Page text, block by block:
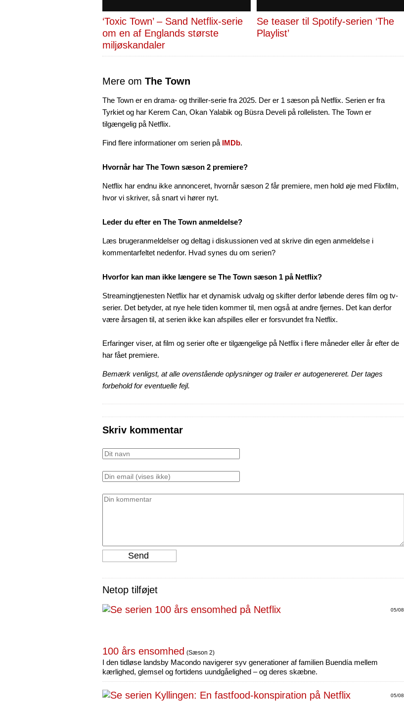
‘Toxic Town’ – Sand Netflix-serie
om en af Englands største
miljøskandaler
Se teaser til Spotify-serien ‘The
Playlist’
Mere om The Town
The Town er en drama- og thriller-serie fra 2025. Der er 1 sæson på Netflix. Serien er fra
Tyrkiet og har Kerem Can, Okan Yalabik og Büsra Develi på rollelisten. The Town er
tilgængelig på Netflix.
Find flere informationer om serien på IMDb.
Hvornår har The Town sæson 2 premiere?
Netflix har endnu ikke annonceret, hvornår sæson 2 får premiere, men hold øje med Flixfilm,
hvor vi skriver, så snart vi hører nyt.
Leder du efter en The Town anmeldelse?
Læs brugeranmeldelser og deltag i diskussionen ved at skrive din egen anmeldelse i
kommentarfeltet nedenfor. Hvad synes du om serien?
Hvorfor kan man ikke længere se The Town sæson 1 på Netflix?
Streamingtjenesten Netflix har et dynamisk udvalg og skifter derfor løbende deres film og tv-
serier. Det betyder, at nye hele tiden kommer til, men også at andre fjernes. Det kan derfor
være årsagen til, at serien ikke kan afspilles eller er forsvundet fra Netflix.
Erfaringer viser, at film og serier ofte er tilgængelige på Netflix i flere måneder eller år efter de
har fået premiere.
Bemærk venligst, at alle ovenstående oplysninger og trailer er autogenereret. Der tages
forbehold for eventuelle fejl.
Skriv kommentar
Netop tilføjet
05/08
100 års ensomhed (Sæson 2)
I den tidløse landsby Macondo navigerer syv generationer af familien Buendía mellem
kærlighed, glemsel og fortidens uundgåelighed – og deres skæbne.
05/08